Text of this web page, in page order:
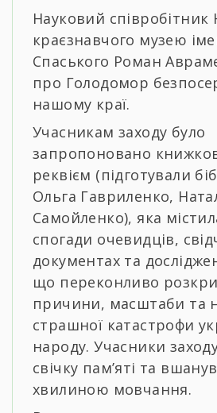
Науковий співробітник
краєзнавчого музею
Спаського Роман
про Голодомор
нашому краї.
Учасникам заходу було
запропоновано
реквієм (підготували
Ольга Гавриленко,
Самойленко), яка
спогади очевидців,
документах та
що переконливо
причини, масштаби та
страшної катастрофи
народу. Учасники
свічку пам’яті та
хвилиною мовчання.